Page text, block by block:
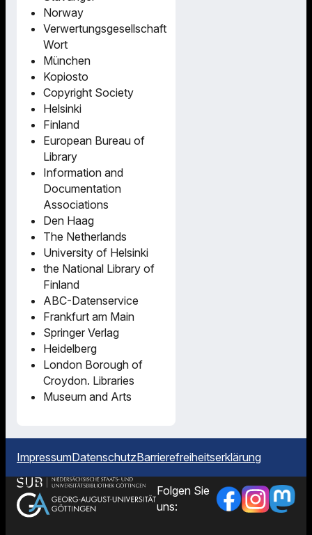
Norway
Verwertungsgesellschaft
Wort
München
Kopiosto
Copyright Society
Helsinki
Finland
European Bureau of
Library
Information and
Documentation
Associations
Den Haag
The Netherlands
University of Helsinki
the National Library of
Finland
ABC-Datenservice
Frankfurt am Main
Springer Verlag
Heidelberg
London Borough of
Croydon. Libraries
Museum and Arts
ImpressumDatenschutzBarrierefreiheitserklärung
Folgen Sie
uns: